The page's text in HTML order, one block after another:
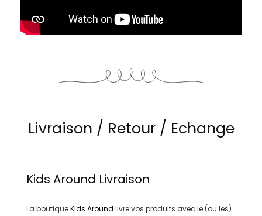
Livraison / Retour / Echange
Kids Around Livraison
La boutiqueKids Around livre vos produits avec le (ou les)